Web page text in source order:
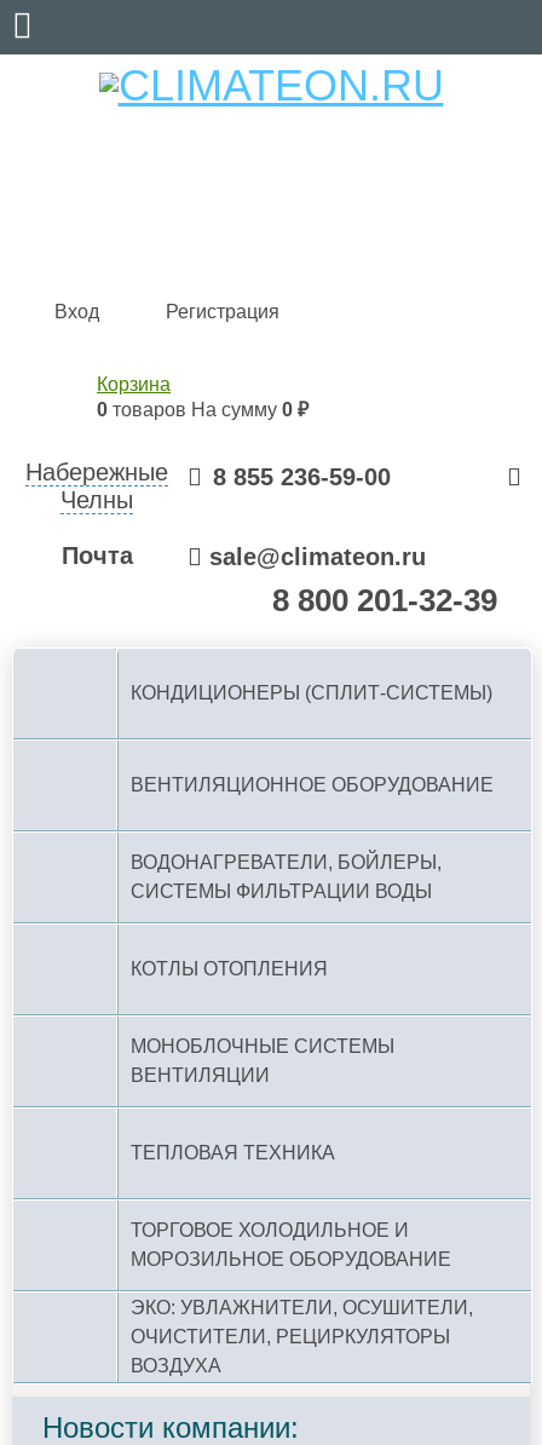
Кондиционеры и сплит-системы, газовые котлы,
Вход Регистрация
Корзина
0 товаров На сумму 0 ₽
Набережные
Челны
8 855 236-59-00
Почта sale@climateon.ru
8 800 201-32-39
КОНДИЦИОНЕРЫ (СПЛИТ-СИСТЕМЫ)
ВЕНТИЛЯЦИОННОЕ ОБОРУДОВАНИЕ
ВОДОНАГРЕВАТЕЛИ, БОЙЛЕРЫ,
СИСТЕМЫ ФИЛЬТРАЦИИ ВОДЫ
КОТЛЫ ОТОПЛЕНИЯ
МОНОБЛОЧНЫЕ СИСТЕМЫ
ВЕНТИЛЯЦИИ
ТЕПЛОВАЯ ТЕХНИКА
ТОРГОВОЕ ХОЛОДИЛЬНОЕ И
МОРОЗИЛЬНОЕ ОБОРУДОВАНИЕ
ЭКО: УВЛАЖНИТЕЛИ, ОСУШИТЕЛИ,
ОЧИСТИТЕЛИ, РЕЦИРКУЛЯТОРЫ
ВОЗДУХА
Новости компании: